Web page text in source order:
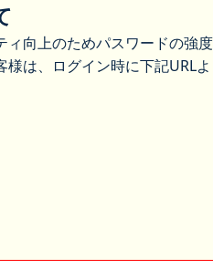
向上のためパスワードの強度
は、ログイン時に下記URL